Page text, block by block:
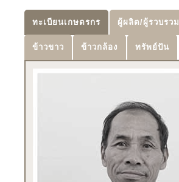
ทะเบียนเกษตรกร ผู้ผลิต/ผู้รวบรวม
ข้าวขาว ข้าวกล้อง ทรัพย์ปัน